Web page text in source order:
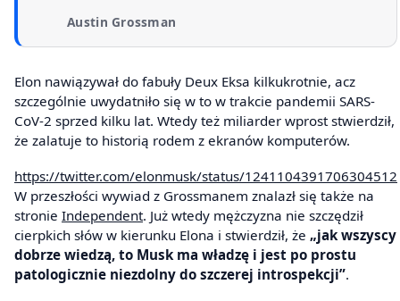
Austin Grossman
Elon nawiązywał do fabuły Deux Eksa kilkukrotnie, acz
szczególnie uwydatniło się w to w trakcie pandemii SARS-
CoV-2 sprzed kilku lat. Wtedy też miliarder wprost stwierdził,
że zalatuje to historią rodem z ekranów komputerów.
https://twitter.com/elonmusk/status/1241104391706304512
W przeszłości wywiad z Grossmanem znalazł się także na
stronie Independent. Już wtedy mężczyzna nie szczędził
cierpkich słów w kierunku Elona i stwierdził, że „jak wszyscy
dobrze wiedzą, to Musk ma władzę i jest po prostu
patologicznie niezdolny do szczerej introspekcji”.